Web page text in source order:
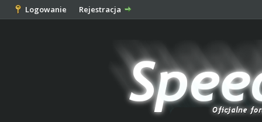
Logowanie Rejestracja